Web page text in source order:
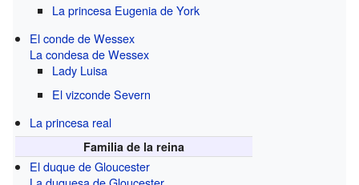
La princesa Eugenia de York
El conde de Wessex
La condesa de Wessex
Lady Luisa
El vizconde Severn
La princesa real
Familia de la reina
El duque de Gloucester